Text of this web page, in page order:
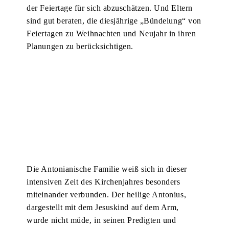
der Feiertage für sich abzuschätzen. Und Eltern
sind gut beraten, die diesjährige „Bündelung“ von
Feiertagen zu Weihnachten und Neujahr in ihren
Planungen zu berücksichtigen.
Die Antonianische Familie weiß sich in dieser
intensiven Zeit des Kirchenjahres besonders
miteinander verbunden. Der heilige Antonius,
dargestellt mit dem Jesuskind auf dem Arm,
wurde nicht müde, in seinen Predigten und